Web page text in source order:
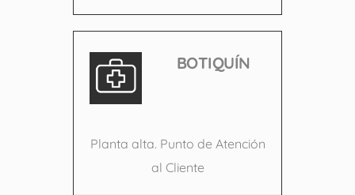
BOTIQUÍN
Planta alta. Punto de Atención
al Cliente